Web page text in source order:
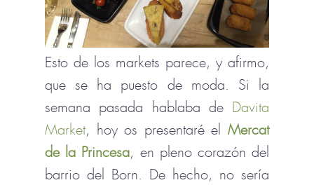
Esto de los markets parece, y afirmo,
que se ha puesto de moda. Si la
semana pasada hablaba de Davita
Market, hoy os presentaré el Mercat
de la Princesa, en pleno corazón del
barrio del Born. De hecho, no sería